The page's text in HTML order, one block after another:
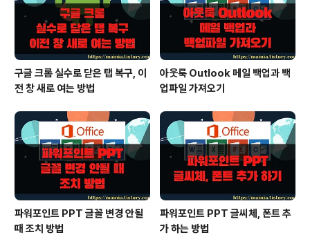
구글 크롬 실수로 닫은 탭 복구, 이
전 창 새로 여는 방법
아웃룩 Outlook 메일 백업과 백
업파일 가져오기
파워포인트 PPT 글꼴 변경 안될
때 조치 방법
파워포인트 PPT 글씨체, 폰트 추
가 하는 방법